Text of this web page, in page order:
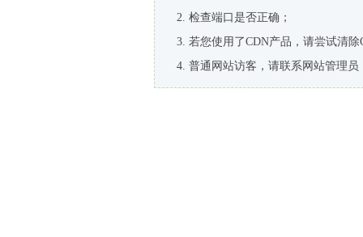
检查端口是否正确；
若您使用了CDN产品，请尝试清除
普通网站访客，请联系网站管理员